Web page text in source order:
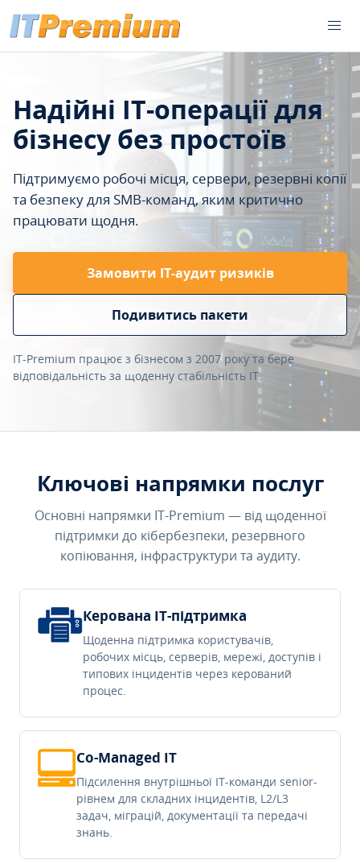
Надійні IT-операції для
бізнесу без простоїв
Підтримуємо робочі місця, сервери, резервні копії
та безпеку для SMB-команд, яким критично
працювати щодня.
Замовити ІТ-аудит ризиків
Подивитись пакети
IT-Premium працює з бізнесом з 2007 року та бере
відповідальність за щоденну стабільність IT.
Ключові напрямки послуг
Основні напрямки IT-Premium — від щоденної
підтримки до кібербезпеки, резервного
копіювання, інфраструктури та аудиту.
Керована IT-підтримка
Щоденна підтримка користувачів,
робочих місць, серверів, мережі, доступів і
типових інцидентів через керований
процес.
Co-Managed IT
Підсилення внутрішньої IT-команди senior-
рівнем для складних інцидентів, L2/L3
задач, міграцій, документації та передачі
знань.